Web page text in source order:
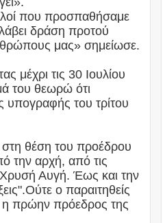
που προσπαθήσαμε
δράση προτού
μας» σημείωσε.
μέχρι τις 30 Ιουλίου
του θεωρώ ότι
υπογραφής του τρίτου
θέση του προέδρου
την αρχή, από τις
Χρυσή Αυγή. Έως και την
ο παραιτηθείς
η πρώην πρόεδρος της